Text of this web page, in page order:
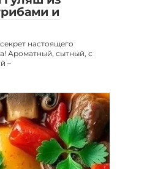
и
настоящего
Ароматный, сытный, с
–